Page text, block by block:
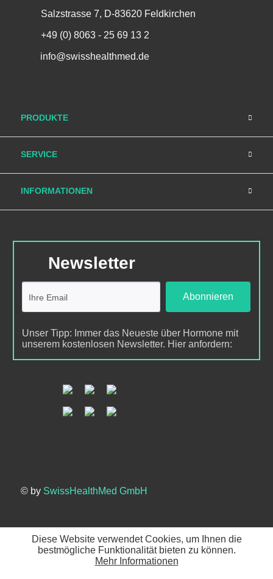
Salzstrasse 7, D-83620 Feldkirchen
+49 (0) 8063 - 25 69 13 2
info@swisshealthmed.de
PRODUKTE
SERVICE
INFORMATIONEN
Newsletter
Abonnieren
Unser Tipp: Immer das Neueste über Hormone mit
unserem kostenlosen Newsletter. Hier anfordern:
© by SwissHealthMed GmbH
Diese Website verwendet Cookies, um Ihnen die
bestmögliche Funktionalität bieten zu können.
Mehr Informationen